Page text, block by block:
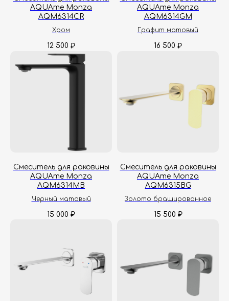
AQUAme Monza
AQM6314CR
Хром
12 500 ₽
AQUAme Monza
AQM6314GM
Графит матовый
16 500 ₽
Смеситель для раковины
AQUAme Monza
AQM6314MB
Черный матовый
15 000 ₽
Смеситель для раковины
AQUAme Monza
AQM6315BG
Золото брашированное
15 500 ₽
Онлайн-магазин работает 24/7.